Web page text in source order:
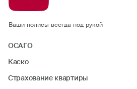
Ваши полисы всегда под рукой
ОСАГО
Каско
Страхование квартиры